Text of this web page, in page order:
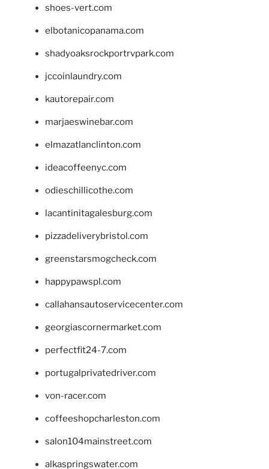
shoes-vert.com
elbotanicopanama.com
shadyoaksrockportrvpark.com
jccoinlaundry.com
kautorepair.com
marjaeswinebar.com
elmazatlanclinton.com
ideacoffeenyc.com
odieschillicothe.com
lacantinitagalesburg.com
pizzadeliverybristol.com
greenstarsmogcheck.com
happypawspl.com
callahansautoservicecenter.com
georgiascornermarket.com
perfectfit24-7.com
portugalprivatedriver.com
von-racer.com
coffeeshopcharleston.com
salon104mainstreet.com
alkaspringswater.com